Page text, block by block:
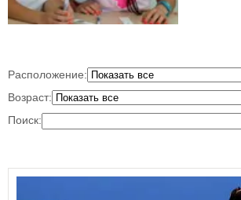
Расположение:
Возраст:
Поиск: